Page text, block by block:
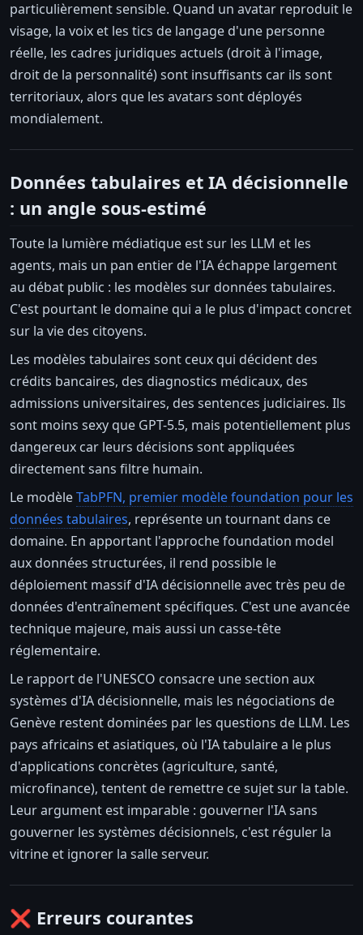
particulièrement sensible. Quand un avatar reproduit le
visage, la voix et les tics de langage d'une personne
réelle, les cadres juridiques actuels (droit à l'image,
droit de la personnalité) sont insuffisants car ils sont
territoriaux, alors que les avatars sont déployés
mondialement.
Données tabulaires et IA décisionnelle
: un angle sous-estimé
Toute la lumière médiatique est sur les LLM et les
agents, mais un pan entier de l'IA échappe largement
au débat public : les modèles sur données tabulaires.
C'est pourtant le domaine qui a le plus d'impact concret
sur la vie des citoyens.
Les modèles tabulaires sont ceux qui décident des
crédits bancaires, des diagnostics médicaux, des
admissions universitaires, des sentences judiciaires. Ils
sont moins sexy que GPT-5.5, mais potentiellement plus
dangereux car leurs décisions sont appliquées
directement sans filtre humain.
Le modèleTabPFN, premier modèle foundation pour les
données tabulaires, représente un tournant dans ce
domaine. En apportant l'approche foundation model
aux données structurées, il rend possible le
déploiement massif d'IA décisionnelle avec très peu de
données d'entraînement spécifiques. C'est une avancée
technique majeure, mais aussi un casse-tête
réglementaire.
Le rapport de l'UNESCO consacre une section aux
systèmes d'IA décisionnelle, mais les négociations de
Genève restent dominées par les questions de LLM. Les
pays africains et asiatiques, où l'IA tabulaire a le plus
d'applications concrètes (agriculture, santé,
microfinance), tentent de remettre ce sujet sur la table.
Leur argument est imparable : gouverner l'IA sans
gouverner les systèmes décisionnels, c'est réguler la
vitrine et ignorer la salle serveur.
❌ Erreurs courantes